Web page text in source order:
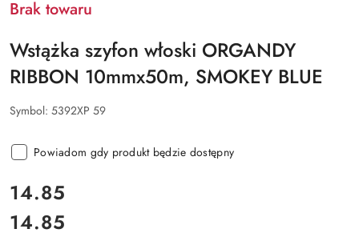
Brak towaru
Wstążka szyfon włoski ORGANDY
RIBBON 10mmx50m, SMOKEY BLUE
Symbol: 5392XP 59
Powiadom gdy produkt będzie dostępny
cena:
14.85
Cena:
14.85